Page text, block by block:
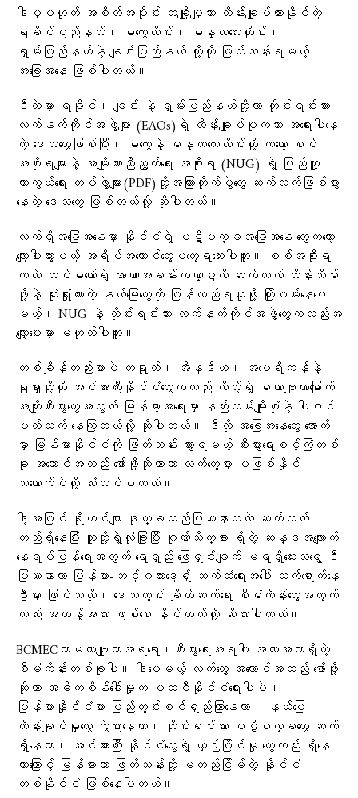
ဒါမှမဟုတ် အစိတ်အပိုင်း တချို့မျှသာ ထိန်းချုပ်ထားနိုင်တဲ့
ရခိုင်ပြည်နယ်၊ မကွေးတိုင်း၊ မန္တလေးတိုင်း၊
ရှမ်းပြည်နယ်နဲ့ ချင်းပြည်နယ် တို့ကို ဖြတ်သန်းရမယ့်
အခြေအနေ ဖြစ်ပါတယ်။
ဒီထဲမှာ ရခိုင်၊ ချင်း နဲ့ ရှမ်းပြည်နယ်တို့ဟာ တိုင်းရင်းသား
လက်နက်ကိုင်အဖွဲ့များ (EAOs)ရဲ့ ထိန်းချုပ်မှုကသာ အရေးပါနေ
တဲ့ ဒေသတွေဖြစ်ပြီး၊ မကွေးနဲ့ မန္တလေးတိုင်းတို့ ကတော့ စစ်
အစိုးရများနဲ့ အမျိုးသားညီညွတ်ရေး အစိုးရ (NUG) ရဲ့ ပြည်သူ့
ကာကွယ်ရေး တပ်ဖွဲ့များ(PDF)တို့အကြားတိုက်ပွဲတွေ ဆက်လက်ဖြစ်ပွား
နေတဲ့ ဒေသတွေ ဖြစ်တယ်လို့ ဆိုပါတယ်။
လက်ရှိအခြေအနေမှာ နိုင်ငံရဲ့ ပဋိပက္ခအခြေအနေ တွေကတော့
လျော့ပါးသွားမယ့် အရိပ်အယောင်တွေမတွေ့ရသေးပါဘူး။ စစ်အစိုးရ
ကလဲ တပ်မတော်ရဲ့ အာဏာအခန်းကဏ္ဍကို ဆက်လက် ထိန်းသိမ်း
ဖို့နဲ့ ဆုံးရှုံးထားတဲ့ နယ်မြေတွေကို ပြန်လည်ရယူဖို့ ကြိုးပမ်းနေ‌ပေ
မယ့်၊ NUG နဲ့ တိုင်းရင်းသား လက်နက်ကိုင်အဖွဲ့​တွေကလည်းအ
လျှော့ပေးမှာ မဟုတ်ပါဘူး။
တစ်ချိန်တည်းမှာပဲ တရုတ်၊ အိန္ဒိယ၊ အမေရိကန်နဲ့
ရုရှားတို့လို အင်အားကြီးနိုင်ငံတွေကလည်း ကိုယ့်ရဲ့ မဟာဗျူဟာမြောက်
အကျိုးစီးပွားတွေအတွက် မြန်မာ့အရေးမှာ နည်းလမ်းမျိုးစုံနဲ့ ပါဝင်
ပတ်သက် နေကြတယ်လို့ ဆိုပါတယ်။ ဒီလို အခြေအနေတွေ အောက်
မှာ မြန်မာနိုင်ငံကို ဖြတ်သန်း သွားရမယ့် စီးပွားရေးစင်္ကြံတစ်
ခု အကောင်အထည် ဖော်ဖို့ဆိုတာဟာ လက်တွေ့မှာ မဖြစ်နိုင်
သလောက်ပဲလို့ သုံးသပ်ပါတယ်။
ဒါ့အပြင် ရိုဟင်ဂျာ ဒုက္ခသည်ပြဿနာကလဲ ဆက်လက်
တည်ရှိနေပြီး သူတို့ရဲ့လုံခြုံပြီး ဂုဏ်သိက္ခာ ရှိတဲ့ ဆန္ဒအလျောက်
နေရပ်ပြန်ရေးအတွက် ရေရှည် ဖြေရှင်းချက် မရရှိသေးသရွေ့ ဒီ
ပြဿနာဟာ မြန်မာ-ဘင်္ဂလားဒေ့ရှ် ဆက်ဆံရေးအပေါ် သက်ရောက်နေ
ဦးမှာ ဖြစ်သလို၊ ဒေသတွင်း ချိတ်ဆက်ရေး စီမံကိန်းတွေအတွက်
လည်း အဟန့်အတား ဖြစ်စေ နိုင်တယ်လို့ ဆိုထားပါတယ်။
BCMECဟာမဟာဗျူဟာအရရော၊စီးပွားရေးအရပါ အလားအလာရှိတဲ့
စီမံကိန်းတစ်ခုပါ။ ဒါပေမယ့် လက်တွေ့ အကောင်အထည် ဖော်ဖို့
ဆိုတာ အဓိကစိန်ခေါ်မှုက ပထဝီနိုင်ငံရေးပါပဲ။
မြန်မာနိုင်ငံမှာ ပြည်တွင်းစစ်ရှည်ကြာနေတာ၊ နယ်မြေ
ထိန်းချုပ်မှုတွေ ကွဲပြားနေတာ၊ တိုင်းရင်းသား ပဋိပက္ခတွေ ဆက်
ရှိနေတာ၊ အင်အားကြီး နိုင်ငံတွေရဲ့ ယှဉ်ပြိုင်မှု တွေလည်း ရှိနေ
တာကြောင့် မြန်မာဟာ ဖြတ်သန်းဘို့ မတည်ငြိမ်တဲ့ နိုင်ငံ
တစ်နိုင်ငံ ဖြစ်နေပါတယ်။